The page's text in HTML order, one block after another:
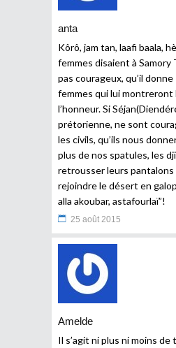
anta
Kôrô, jam tan, laafi baala,
femmes disaient à Samory
pas courageux, qu’il
femmes qui lui montreront
l’honneur. Si
prétorienne, ne sont
les civils, qu’ils nous
plus de nos spatules, les
retrousser leurs
rejoindre le désert en
alla akoubar, astafourlaï”!
25 août 2015
Amelde
Il s’agit ni plus ni moins